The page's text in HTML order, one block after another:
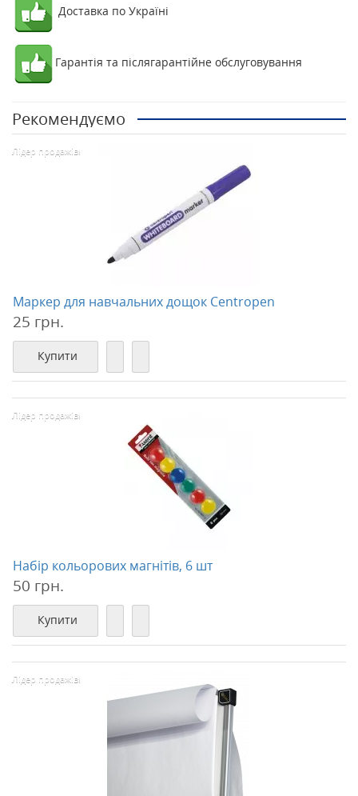
Доставка по Україні
Гарантія та післягарантійне обслуговування
Рекомендуємо
Лідер продажів!
Маркер для навчальних дощок Centropen
25 грн.
Купити
Лідер продажів!
Набір кольорових магнітів, 6 шт
50 грн.
Купити
Лідер продажів!